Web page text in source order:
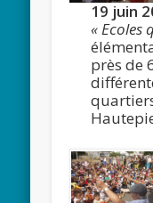
19 juin
« Ecoles
près de